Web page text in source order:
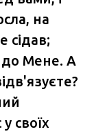
на
сідав;
до Мене. А
своїх